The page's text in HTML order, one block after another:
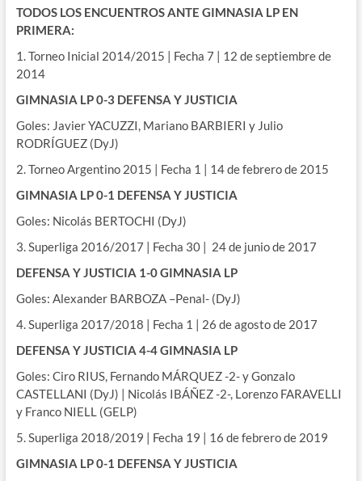
TODOS LOS ENCUENTROS ANTE GIMNASIA LP EN
PRIMERA:
1. Torneo Inicial 2014/2015 | Fecha 7 | 12 de septiembre de
2014
GIMNASIA LP 0-3 DEFENSA Y JUSTICIA
Goles: Javier YACUZZI, Mariano BARBIERI y Julio
RODRÍGUEZ (DyJ)
2. Torneo Argentino 2015 | Fecha 1 | 14 de febrero de 2015
GIMNASIA LP 0-1 DEFENSA Y JUSTICIA
Goles: Nicolás BERTOCHI (DyJ)
3. Superliga 2016/2017 | Fecha 30 | 24 de junio de 2017
DEFENSA Y JUSTICIA 1-0 GIMNASIA LP
Goles: Alexander BARBOZA –Penal- (DyJ)
4. Superliga 2017/2018 | Fecha 1 | 26 de agosto de 2017
DEFENSA Y JUSTICIA 4-4 GIMNASIA LP
Goles: Ciro RIUS, Fernando MÁRQUEZ -2- y Gonzalo
CASTELLANI (DyJ) | Nicolás IBÁÑEZ -2-, Lorenzo FARAVELLI
y Franco NIELL (GELP)
5. Superliga 2018/2019 | Fecha 19 | 16 de febrero de 2019
GIMNASIA LP 0-1 DEFENSA Y JUSTICIA